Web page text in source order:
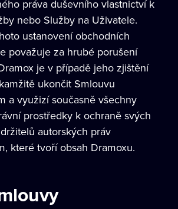
práva duševního vlastnictví k
nebo Služby na Uživatele.
ustanovení obchodních
považuje za hrubé porušení
je v případě jeho zjištění
ukončit Smlouvu
a využizí současně všechny
prostředky k ochraně svých
autorských práv
které tvoří obsah Dramoxu.